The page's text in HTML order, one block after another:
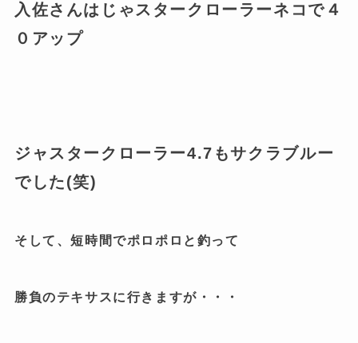
入佐さんはじゃスタークローラーネコで４
０アップ
ジャスタークローラー4.7もサクラブルー
でした(笑)
そして、短時間でポロポロと釣って
勝負のテキサスに行きますが・・・